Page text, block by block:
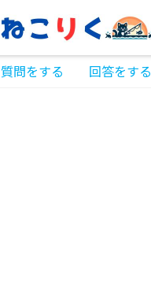
質問をする 回答をする